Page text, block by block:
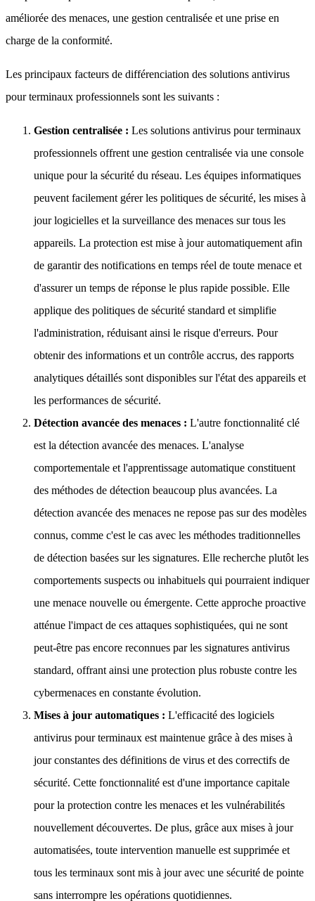
améliorée des menaces, une gestion centralisée et une prise en
charge de la conformité.
Les principaux facteurs de différenciation des solutions antivirus
pour terminaux professionnels sont les suivants :
Gestion centralisée : Les solutions antivirus pour terminaux
professionnels offrent une gestion centralisée via une console
unique pour la sécurité du réseau. Les équipes informatiques
peuvent facilement gérer les politiques de sécurité, les mises à
jour logicielles et la surveillance des menaces sur tous les
appareils. La protection est mise à jour automatiquement afin
de garantir des notifications en temps réel de toute menace et
d'assurer un temps de réponse le plus rapide possible. Elle
applique des politiques de sécurité standard et simplifie
l'administration, réduisant ainsi le risque d'erreurs. Pour
obtenir des informations et un contrôle accrus, des rapports
analytiques détaillés sont disponibles sur l'état des appareils et
les performances de sécurité.
Détection avancée des menaces : L'autre fonctionnalité clé
est la détection avancée des menaces. L'analyse
comportementale et l'apprentissage automatique constituent
des méthodes de détection beaucoup plus avancées. La
détection avancée des menaces ne repose pas sur des modèles
connus, comme c'est le cas avec les méthodes traditionnelles
de détection basées sur les signatures. Elle recherche plutôt les
comportements suspects ou inhabituels qui pourraient indiquer
une menace nouvelle ou émergente. Cette approche proactive
atténue l'impact de ces attaques sophistiquées, qui ne sont
peut-être pas encore reconnues par les signatures antivirus
standard, offrant ainsi une protection plus robuste contre les
cybermenaces en constante évolution.
Mises à jour automatiques : L'efficacité des logiciels
antivirus pour terminaux est maintenue grâce à des mises à
jour constantes des définitions de virus et des correctifs de
sécurité. Cette fonctionnalité est d'une importance capitale
pour la protection contre les menaces et les vulnérabilités
nouvellement découvertes. De plus, grâce aux mises à jour
automatisées, toute intervention manuelle est supprimée et
tous les terminaux sont mis à jour avec une sécurité de pointe
sans interrompre les opérations quotidiennes.